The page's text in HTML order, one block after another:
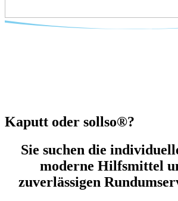
Kaputt oder sollso®?
Sie suchen die
moderne Hilfsmittel
zuverlässigen